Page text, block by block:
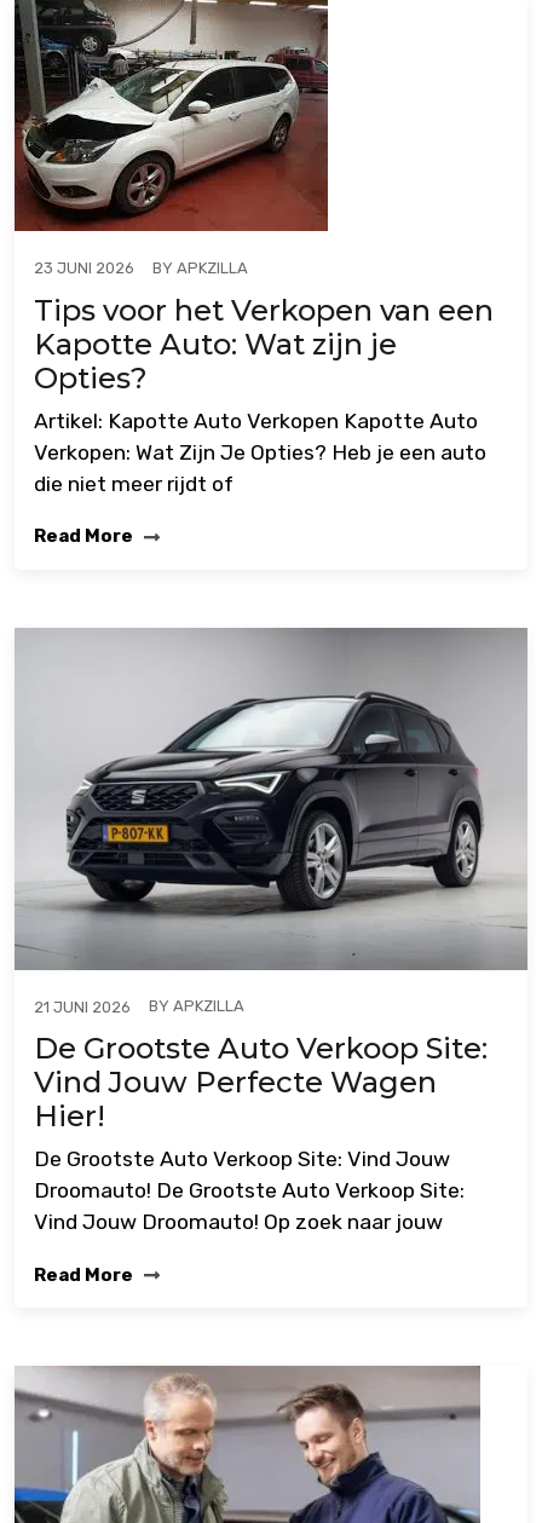
23 JUNI 2026 BY APKZILLA
Tips voor het Verkopen van een
Kapotte Auto: Wat zijn je
Opties?
Artikel: Kapotte Auto Verkopen Kapotte Auto
Verkopen: Wat Zijn Je Opties? Heb je een auto
die niet meer rijdt of
Read More
21 JUNI 2026 BY APKZILLA
De Grootste Auto Verkoop Site:
Vind Jouw Perfecte Wagen
Hier!
De Grootste Auto Verkoop Site: Vind Jouw
Droomauto! De Grootste Auto Verkoop Site:
Vind Jouw Droomauto! Op zoek naar jouw
Read More